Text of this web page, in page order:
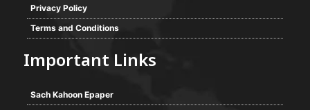
Privacy Policy
Terms and Conditions
Important Links
Sach Kahoon Epaper